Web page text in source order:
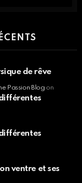
de rêve
Passion Blog on
ventre et ses